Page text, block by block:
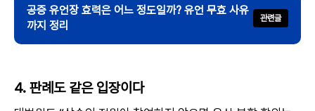
공증 유언장 효력은 어느 정도일까? 유언 무효 사유
까지 정리
4. 판례도 같은 입장이다